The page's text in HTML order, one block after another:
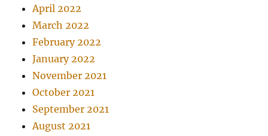
April 2022
March 2022
February 2022
January 2022
November 2021
October 2021
September 2021
August 2021